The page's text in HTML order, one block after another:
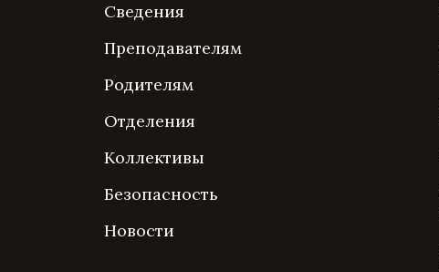
Сведения
Преподавателям
Родителям
Отделения
Коллективы
Безопасность
Новости